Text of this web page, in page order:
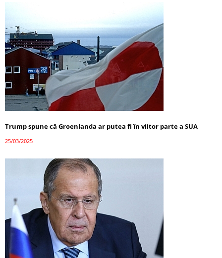
Trump spune că Groenlanda ar putea fi în viitor parte a SUA
25/03/2025